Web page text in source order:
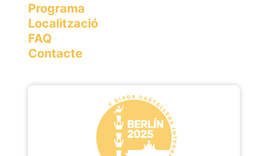
Programa
Localització
FAQ
Contacte